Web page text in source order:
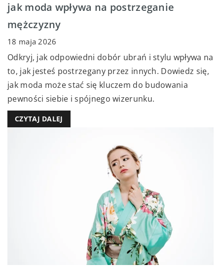
jak moda wpływa na postrzeganie
mężczyzny
18 maja 2026
Odkryj, jak odpowiedni dobór ubrań i stylu wpływa na
to, jak jesteś postrzegany przez innych. Dowiedz się,
jak moda może stać się kluczem do budowania
pewności siebie i spójnego wizerunku.
CZYTAJ DALEJ